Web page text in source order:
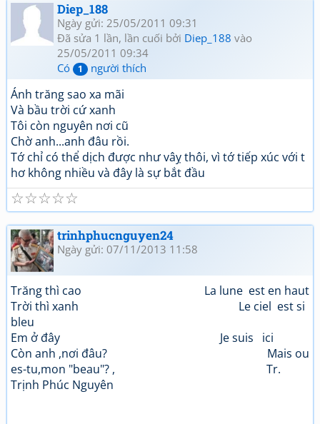
Diep_188
Ngày gửi: 25/05/2011 09:31
Đã sửa 1 lần, lần cuối bởi Diep_188 vào
25/05/2011 09:34
Có
1 người thích
Ánh trăng sao xa mãi
Và bầu trời cứ xanh
Tôi còn nguyên nơi cũ
Chờ anh...anh đâu rồi.
Tớ chỉ có thể dịch được như vâỵ thôi, vì tớ tiếp xúc với t
hơ không nhiều và đây là sự bắt đầu
☆
☆
☆
☆
☆
trinhphucnguyen24
Ngày gửi: 07/11/2013 11:58
Trăng thì cao La lune est en haut
Trời thì xanh Le ciel est si
bleu
Em ở đây Je suis ici
Còn anh ,nơi đâu? Mais ou
es-tu,mon "beau"? , Tr.
Trịnh Phúc Nguyên